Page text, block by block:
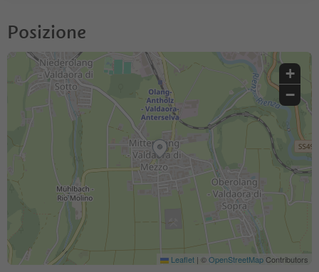
Posizione
+
−
Leaflet | ©OpenStreetMapContributors